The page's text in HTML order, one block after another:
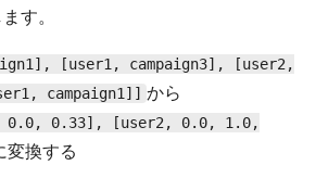
す。
[user1, campaign3], [user2,
campaign1]] から
0.0, 0.33], [user2, 0.0, 1.0,
変換する